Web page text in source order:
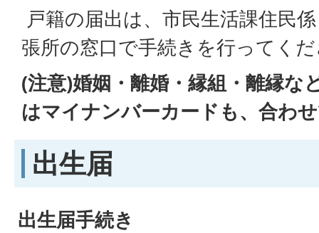
戸籍の届出は、市民生活課住民
張所の窓口で手続きを行ってく
(注意)婚姻・離婚・縁組・離縁な
はマイナンバーカードも、合わ
出生届
出生届手続き